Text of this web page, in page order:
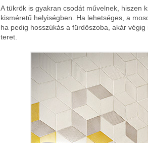
A tükrök is gyakran csodát művelnek, hiszen
kisméretű helyiségben. Ha lehetséges, a
ha pedig hosszúkás a fürdőszoba, akár
teret.